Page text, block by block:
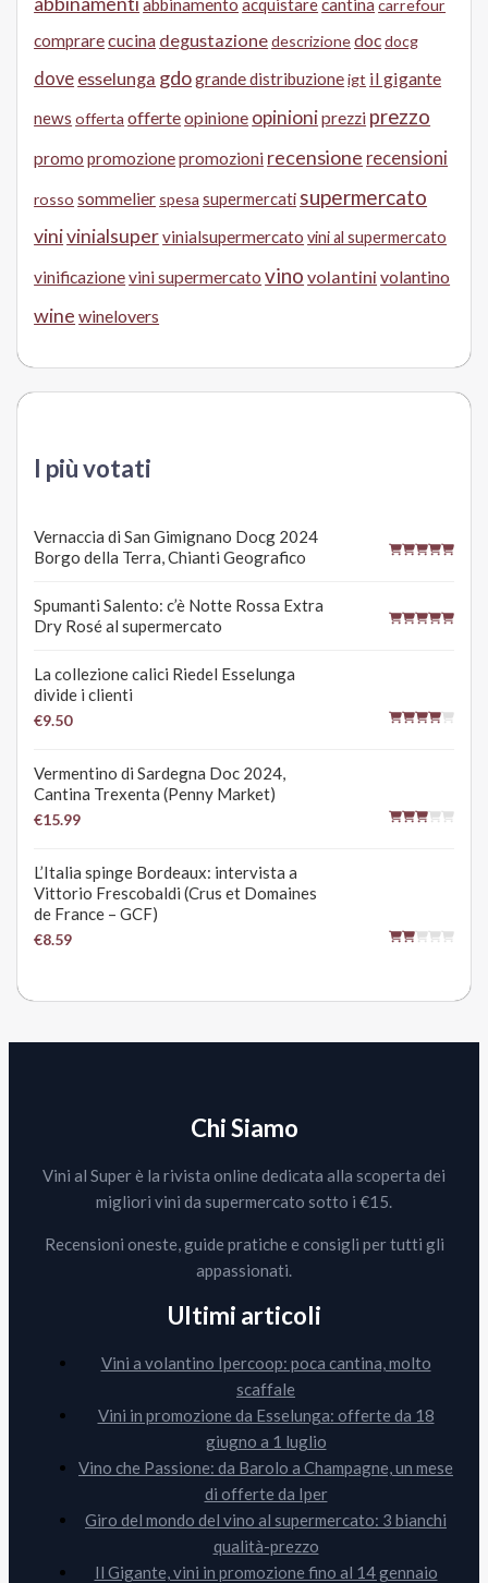
abbinamento acquistarecantina carrefour
comprarecucina degustazionedescrizionedocdocg
dove esselunga gdogrande distribuzioneigt il gigante
news offerta offerteopinione opinioniprezzi prezzo
promo promozionepromozioni recensione recensioni
rosso sommelier spesa supermercati supermercato
vinivinialsupervinialsupermercato vini al supermercato
vinificazionevini supermercato vino volantini volantino
wine winelovers
I più votati
Vernaccia di San Gimignano Docg 2024
Borgo della Terra, Chianti Geografico
Spumanti Salento: c’è Notte Rossa Extra
Dry Rosé al supermercato
La collezione calici Riedel Esselunga
divide i clienti
€9.50
Vermentino di Sardegna Doc 2024,
Cantina Trexenta (Penny Market)
€15.99
L’Italia spinge Bordeaux: intervista a
Vittorio Frescobaldi (Crus et Domaines
de France – GCF)
€8.59
Chi Siamo
Vini al Super è la rivista online dedicata alla scoperta dei
migliori vini da supermercato sotto i €15.
Recensioni oneste, guide pratiche e consigli per tutti gli
appassionati.
Ultimi articoli
Vini a volantino Ipercoop: poca cantina, molto
scaffale
Vini in promozione da Esselunga: offerte da 18
giugno a 1 luglio
Vino che Passione: da Barolo a Champagne, un mese
di offerte da Iper
Giro del mondo del vino al supermercato: 3 bianchi
qualità-prezzo
Il Gigante, vini in promozione fino al 14 gennaio